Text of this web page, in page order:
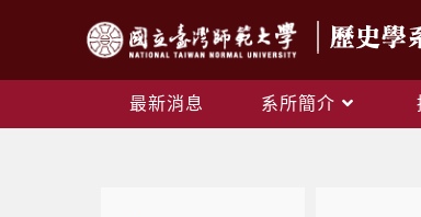
最新消息 系所簡介